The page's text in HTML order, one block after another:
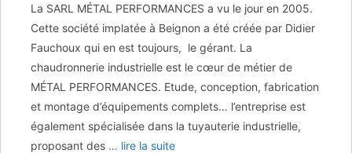
La SARL MÉTAL PERFORMANCES a vu le jour en 2005.
Cette société implatée à Beignon a été créée par Didier
Fauchoux qui en est toujours, le gérant. La
chaudronnerie industrielle est le cœur de métier de
MÉTAL PERFORMANCES. Etude, conception, fabrication
et montage d’équipements complets… l’entreprise est
également spécialisée dans la tuyauterie industrielle,
proposant des … lire la suite